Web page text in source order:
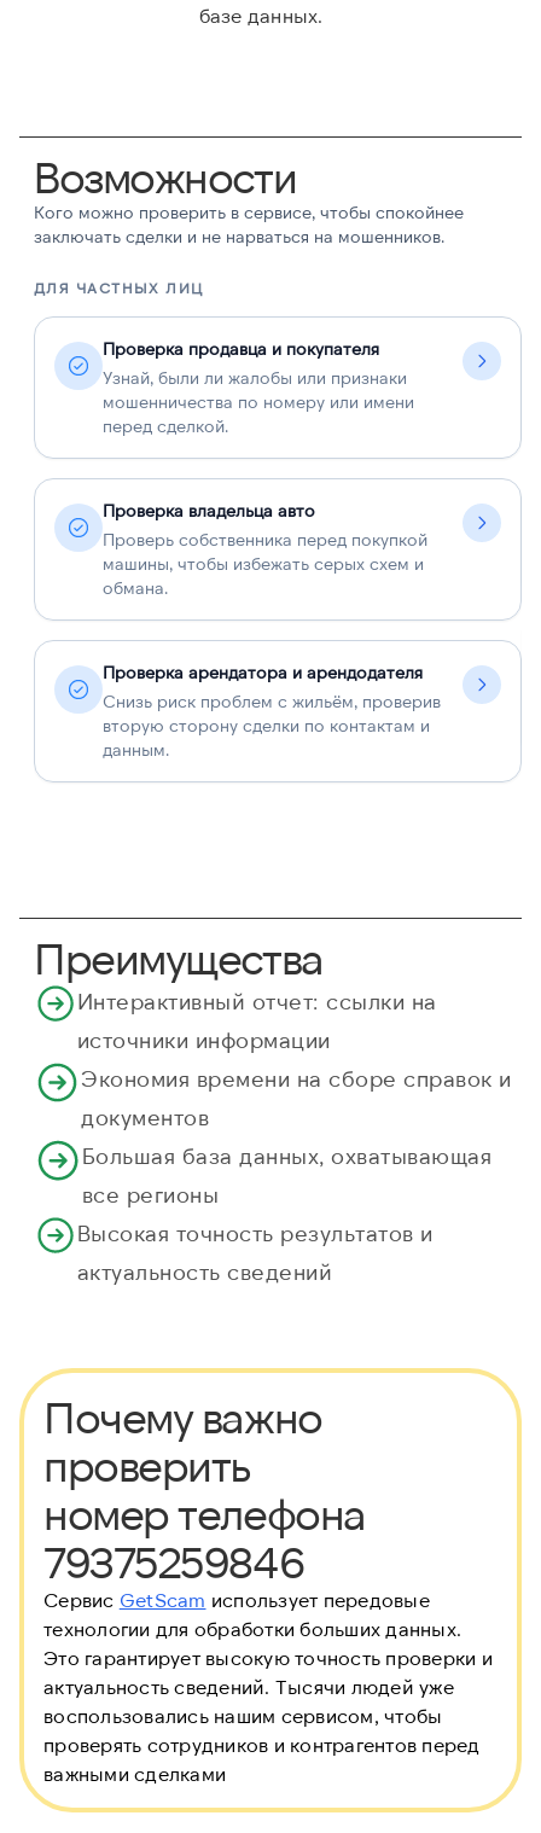
базе данных.
Возможности
Кого можно проверить в сервисе, чтобы спокойнее
заключать сделки и не нарваться на мошенников.
ДЛЯ ЧАСТНЫХ ЛИЦ
Проверка продавца и покупателя
Узнай, были ли жалобы или признаки
мошенничества по номеру или имени
перед сделкой.
Проверка владельца авто
Проверь собственника перед покупкой
машины, чтобы избежать серых схем и
обмана.
Проверка арендатора и арендодателя
Снизь риск проблем с жильём, проверив
вторую сторону сделки по контактам и
данным.
Преимущества
Интерактивный отчет: ссылки на
источники информации
Экономия времени на сборе справок и
документов
Большая база данных, охватывающая
все регионы
Высокая точность результатов и
актуальность сведений
Почему важно
проверить
номер телефона
79375259846
Сервис GetScam использует передовые
технологии для обработки больших данных.
Это гарантирует высокую точность проверки и
актуальность сведений. Тысячи людей уже
воспользовались нашим сервисом, чтобы
проверять сотрудников и контрагентов перед
важными сделками